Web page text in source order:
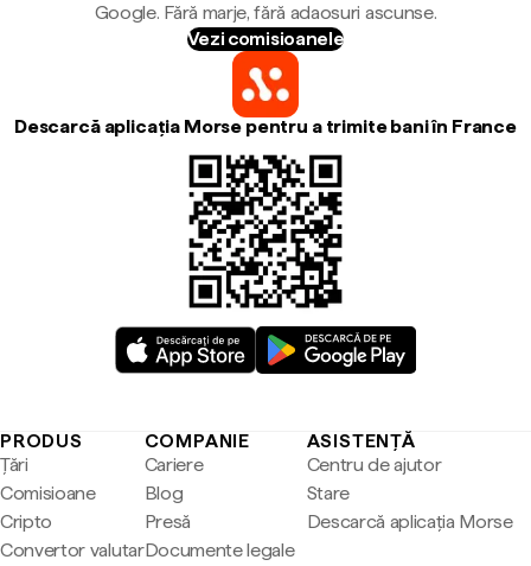
Google. Fără marje, fără adaosuri ascunse.
Vezi comisioanele
Descarcă aplicația Morse pentru a trimite bani în France
PRODUS
Țări
Comisioane
Cripto
Convertor valutar
COMPANIE
Cariere
Blog
Presă
Documente legale
ASISTENȚĂ
Centru de ajutor
Stare
Descarcă aplicația Morse